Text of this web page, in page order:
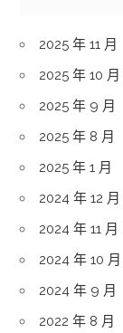
2025 年 11 月
2025 年 10 月
2025 年 9 月
2025 年 8 月
2025 年 1 月
2024 年 12 月
2024 年 11 月
2024 年 10 月
2024 年 9 月
2022 年 8 月